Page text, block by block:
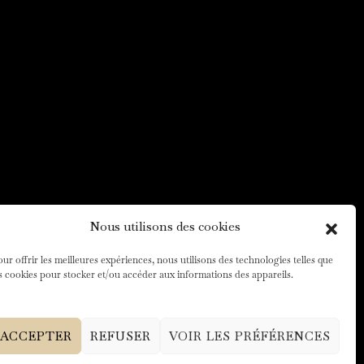
Nous utilisons des cookies
offrir les meilleures expériences, nous utilisons des technologies telles que
cookies pour stocker et/ou accéder aux informations des appareils.
ACCEPTER REFUSER VOIR LES PRÉFÉRENCES